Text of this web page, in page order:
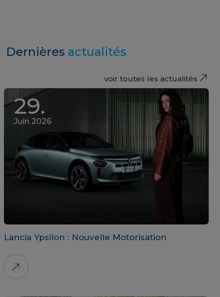
Dernières actualités
voir toutes les actualités
29.
Juin 2026
Lancia Ypsilon : Nouvelle Motorisation